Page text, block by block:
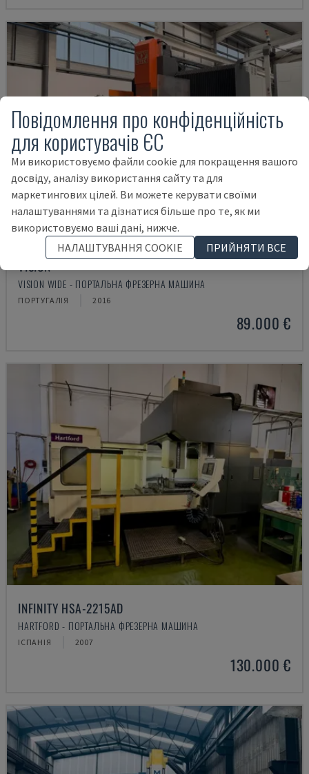
VISION
VISION WIDE - ПОРТАЛЬНА ФРЕЗЕРНА МАШИНА
ПОРТУГАЛІЯ 2016
89.000 €
INFINITY HSA-2215AD
HARTFORD - ПОРТАЛЬНА ФРЕЗЕРНА МАШИНА
ІСПАНІЯ 2007
130.000 €
Повідомлення про конфіденційність
для користувачів ЄС
Ми використовуємо файли cookie для покращення вашого
досвіду, аналізу використання сайту та для
маркетингових цілей. Ви можете керувати своїми
налаштуваннями та дізнатися більше про те, як ми
використовуємо ваші дані, нижче.
НАЛАШТУВАННЯ COOKIE
ПРИЙНЯТИ ВСЕ